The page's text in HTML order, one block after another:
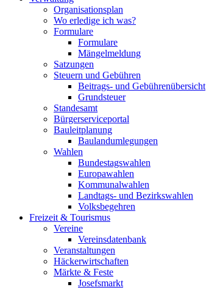
Organisationsplan
Wo erledige ich was?
Formulare
Formulare
Mängelmeldung
Satzungen
Steuern und Gebühren
Beitrags- und Gebührenübersicht
Grundsteuer
Standesamt
Bürgerserviceportal
Bauleitplanung
Baulandumlegungen
Wahlen
Bundestagswahlen
Europawahlen
Kommunalwahlen
Landtags- und Bezirkswahlen
Volksbegehren
Freizeit & Tourismus
Vereine
Vereinsdatenbank
Veranstaltungen
Häckerwirtschaften
Märkte & Feste
Josefsmarkt